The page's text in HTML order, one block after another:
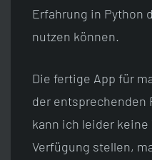
Erfahrung in Python
nutzen können.
Die fertige App für
der entsprechenden
kann ich leider
Verfügung stellen,